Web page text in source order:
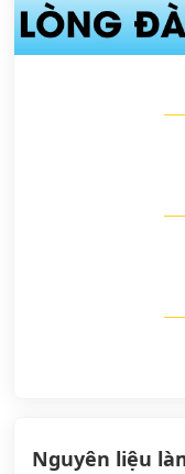
Nguyên liệu